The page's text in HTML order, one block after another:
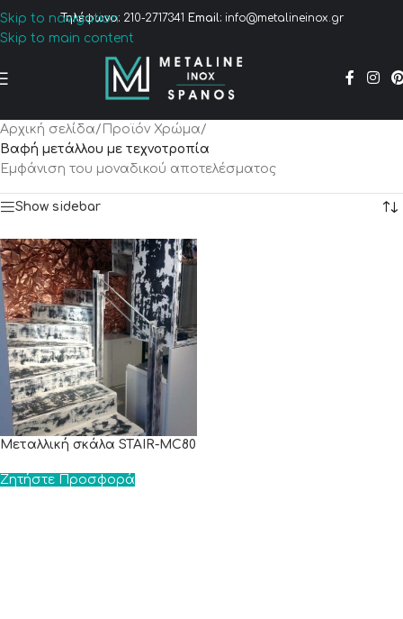
Skip to navigation
Skip to main content
Τηλέφωνο: 210-2717341 Email:info@metalineinox.gr
Αρχική σελίδα/ Προϊόν Χρώμα/
Βαφή μετάλλου με τεχνοτροπία
Εμφάνιση του μοναδικού αποτελέσματος
Show sidebar
Μεταλλική σκάλα STAIR-MC80
Ζητήστε Προσφορά